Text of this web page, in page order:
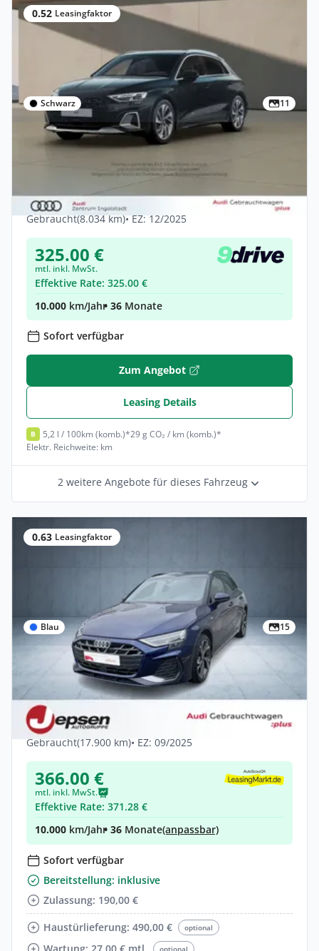
0.52 Leasingfaktor
Schwarz 11
Privat
Audi A3 TFSI e AHK SONOS MATRIX STHZG
Hybrid • Automatik •
203 PS (150 kW)
Gebraucht(8.034 km)• EZ: 12/2025
325.00 €
mtl. inkl. MwSt.
Effektive Rate: 325.00 €
10.000 km/Jahr• 36 Monate
Sofort verfügbar
Zum Angebot
Leasing Details
B 5,2 l / 100km (komb.)*29 g CO₂ / km (komb.)*
Elektr. Reichweite: km
2 weitere Angebote für dieses Fahrzeug
0.63 Leasingfaktor
Blau 15
Privat & Gewerbe
Audi A3 Sportback S line 40 TFSI e S tr.
LED AHK 18Ž
Hybrid •Automatik •
Gebraucht(17.900 km)• EZ: 09/2025
366.00 €
mtl. inkl. MwSt.
Effektive Rate: 371.28 €
10.000 km/Jahr• 36 Monate(anpassbar)
Sofort verfügbar
Bereitstellung: inklusive
Zulassung: 190,00 €
Haustürlieferung: 490,00 €
optional
optional